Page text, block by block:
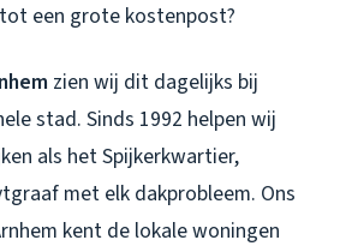
een grote kostenpost?
zien wij dit dagelijks bij
stad. Sinds 1992 helpen wij
als het Spijkerkwartier,
met elk dakprobleem. Ons
kent de lokale woningen